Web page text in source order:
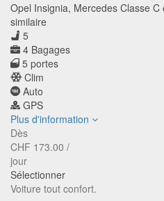
Opel Insignia, Mercedes Classe C
similaire
5
4 Bagages
5 portes
Clim
Auto
GPS
Plus d'information
Dès
CHF 173.00 /
jour
Sélectionner
Voiture tout confort.